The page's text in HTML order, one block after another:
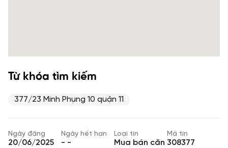
Từ khóa tìm kiếm
377/23 Minh Phụng 10 quận 11
Ngày đăng
20/06/2025
Ngày hết hạn
- -
Loại tin
Mua bán căn
Mã tin
308377